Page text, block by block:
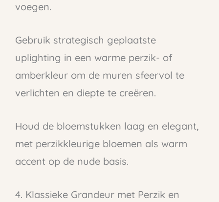
voegen.
Gebruik strategisch geplaatste
uplighting in een warme perzik- of
amberkleur om de muren sfeervol te
verlichten en diepte te creëren.
Houd de bloemstukken laag en elegant,
met perzikkleurige bloemen als warm
accent op de nude basis.
4. Klassieke Grandeur met Perzik en